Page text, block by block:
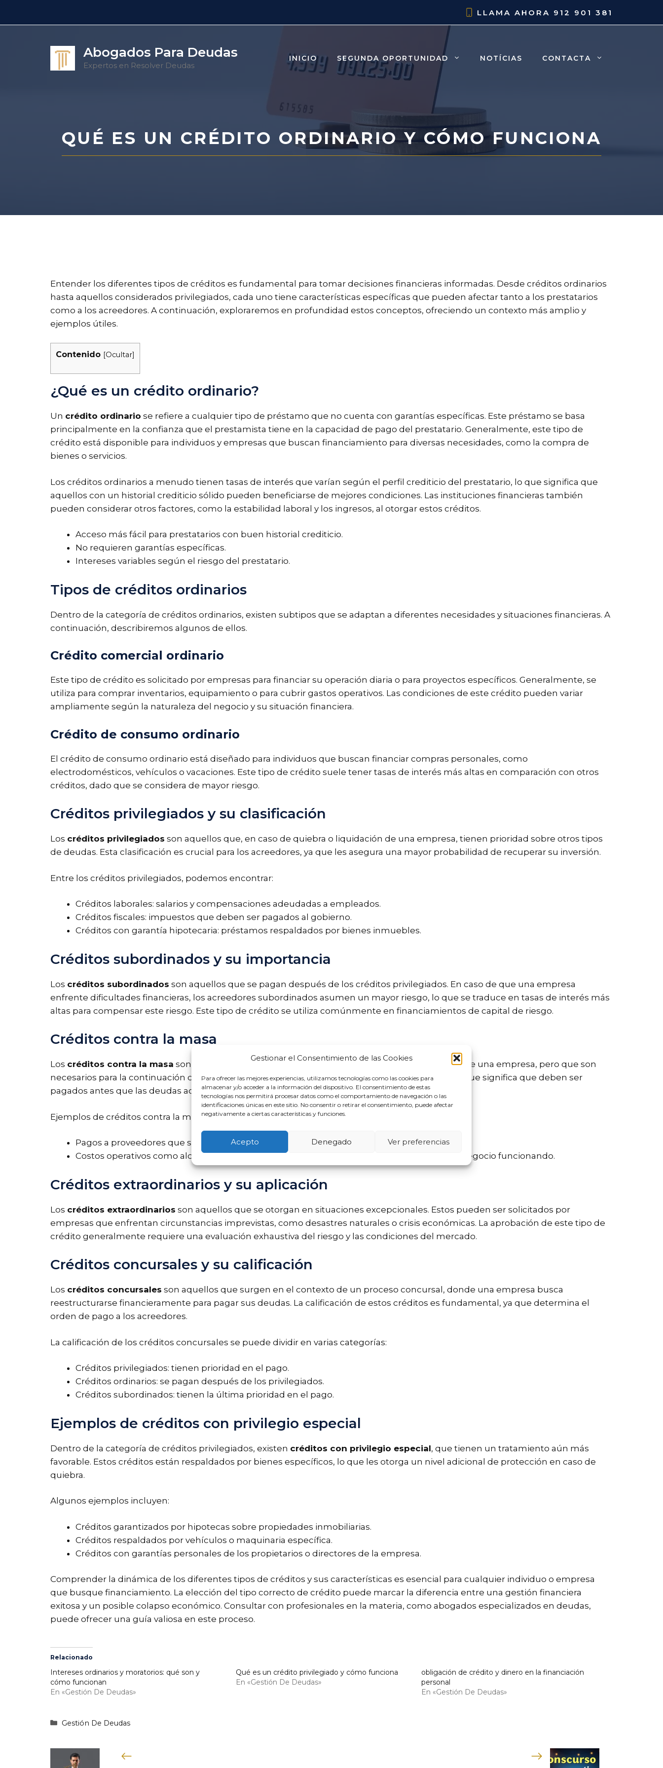
Gestionar el Consentimiento de las Cookies
Para ofrecer las mejores experiencias, utilizamos tecnologías como las cookies para
almacenar y/o acceder a la información del dispositivo. El consentimiento de estas
tecnologías nos permitirá procesar datos como el comportamiento de navegación o las
identificaciones únicas en este sitio. No consentir o retirar el consentimiento, puede afectar
negativamente a ciertas características y funciones.
Acepto Denegado Ver preferencias
LLAMA AHORA 912 901 381
Abogados Para Deudas
Expertos en Resolver Deudas
INICIO SEGUNDA OPORTUNIDAD NOTÍCIAS CONTACTA
QUÉ ES UN CRÉDITO ORDINARIO Y CÓMO FUNCIONA
Entender los diferentes tipos de créditos es fundamental para tomar decisiones financieras informadas. Desde créditos ordinarios
hasta aquellos considerados privilegiados, cada uno tiene características específicas que pueden afectar tanto a los prestatarios
como a los acreedores. A continuación, exploraremos en profundidad estos conceptos, ofreciendo un contexto más amplio y
ejemplos útiles.
Contenido [Ocultar]
¿Qué es un crédito ordinario?
Un crédito ordinario se refiere a cualquier tipo de préstamo que no cuenta con garantías específicas. Este préstamo se basa
principalmente en la confianza que el prestamista tiene en la capacidad de pago del prestatario. Generalmente, este tipo de
crédito está disponible para individuos y empresas que buscan financiamiento para diversas necesidades, como la compra de
bienes o servicios.
Los créditos ordinarios a menudo tienen tasas de interés que varían según el perfil crediticio del prestatario, lo que significa que
aquellos con un historial crediticio sólido pueden beneficiarse de mejores condiciones. Las instituciones financieras también
pueden considerar otros factores, como la estabilidad laboral y los ingresos, al otorgar estos créditos.
Acceso más fácil para prestatarios con buen historial crediticio.
No requieren garantías específicas.
Intereses variables según el riesgo del prestatario.
Tipos de créditos ordinarios
Dentro de la categoría de créditos ordinarios, existen subtipos que se adaptan a diferentes necesidades y situaciones financieras. A
continuación, describiremos algunos de ellos.
Crédito comercial ordinario
Este tipo de crédito es solicitado por empresas para financiar su operación diaria o para proyectos específicos. Generalmente, se
utiliza para comprar inventarios, equipamiento o para cubrir gastos operativos. Las condiciones de este crédito pueden variar
ampliamente según la naturaleza del negocio y su situación financiera.
Crédito de consumo ordinario
El crédito de consumo ordinario está diseñado para individuos que buscan financiar compras personales, como
electrodomésticos, vehículos o vacaciones. Este tipo de crédito suele tener tasas de interés más altas en comparación con otros
créditos, dado que se considera de mayor riesgo.
Créditos privilegiados y su clasificación
Los créditos privilegiados son aquellos que, en caso de quiebra o liquidación de una empresa, tienen prioridad sobre otros tipos
de deudas. Esta clasificación es crucial para los acreedores, ya que les asegura una mayor probabilidad de recuperar su inversión.
Entre los créditos privilegiados, podemos encontrar:
Créditos laborales: salarios y compensaciones adeudadas a empleados.
Créditos fiscales: impuestos que deben ser pagados al gobierno.
Créditos con garantía hipotecaria: préstamos respaldados por bienes inmuebles.
Créditos subordinados y su importancia
Los créditos subordinados son aquellos que se pagan después de los créditos privilegiados. En caso de que una empresa
enfrente dificultades financieras, los acreedores subordinados asumen un mayor riesgo, lo que se traduce en tasas de interés más
altas para compensar este riesgo. Este tipo de crédito se utiliza comúnmente en financiamientos de capital de riesgo.
Créditos contra la masa
Los créditos contra la masa son aquellos que se generan después de la declaración de quiebra de una empresa, pero que son
necesarios para la continuación de su operación. Estos créditos tienen un carácter preferente, lo que significa que deben ser
pagados antes que las deudas acumuladas previas a la quiebra.
Ejemplos de créditos contra la masa incluyen:
Pagos a proveedores que suministran bienes o servicios esenciales durante la quiebra.
Costos operativos como alquiler o servicios públicos que son necesarios para mantener el negocio funcionando.
Créditos extraordinarios y su aplicación
Los créditos extraordinarios son aquellos que se otorgan en situaciones excepcionales. Estos pueden ser solicitados por
empresas que enfrentan circunstancias imprevistas, como desastres naturales o crisis económicas. La aprobación de este tipo de
crédito generalmente requiere una evaluación exhaustiva del riesgo y las condiciones del mercado.
Créditos concursales y su calificación
Los créditos concursales son aquellos que surgen en el contexto de un proceso concursal, donde una empresa busca
reestructurarse financieramente para pagar sus deudas. La calificación de estos créditos es fundamental, ya que determina el
orden de pago a los acreedores.
La calificación de los créditos concursales se puede dividir en varias categorías:
Créditos privilegiados: tienen prioridad en el pago.
Créditos ordinarios: se pagan después de los privilegiados.
Créditos subordinados: tienen la última prioridad en el pago.
Ejemplos de créditos con privilegio especial
Dentro de la categoría de créditos privilegiados, existen créditos con privilegio especial, que tienen un tratamiento aún más
favorable. Estos créditos están respaldados por bienes específicos, lo que les otorga un nivel adicional de protección en caso de
quiebra.
Algunos ejemplos incluyen:
Créditos garantizados por hipotecas sobre propiedades inmobiliarias.
Créditos respaldados por vehículos o maquinaria específica.
Créditos con garantías personales de los propietarios o directores de la empresa.
Comprender la dinámica de los diferentes tipos de créditos y sus características es esencial para cualquier individuo o empresa
que busque financiamiento. La elección del tipo correcto de crédito puede marcar la diferencia entre una gestión financiera
exitosa y un posible colapso económico. Consultar con profesionales en la materia, como abogados especializados en deudas,
puede ofrecer una guía valiosa en este proceso.
Relacionado
Intereses ordinarios y moratorios: qué son y
cómo funcionan
En «Gestión De Deudas»
Qué es un crédito privilegiado y cómo funciona
En «Gestión De Deudas»
obligación de crédito y dinero en la financiación
personal
En «Gestión De Deudas»
Categorías
Gestión De Deudas